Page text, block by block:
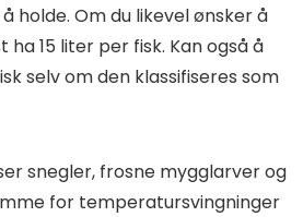
holde. Om du likevel ønsker å
15 liter per fisk. Kan også å
selv om den klassifiseres som
snegler, frosne mygglarver og
for temperatursvingninger